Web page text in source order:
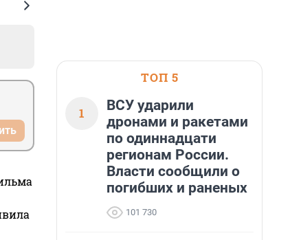
ТОП 5
1
ВСУ ударили
дронами и ракетами
по одиннадцати
регионам России.
Власти сообщили о
погибших и раненых
101 730